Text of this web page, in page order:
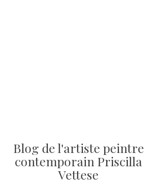
Blog de l'artiste peintre
contemporain Priscilla
Vettese